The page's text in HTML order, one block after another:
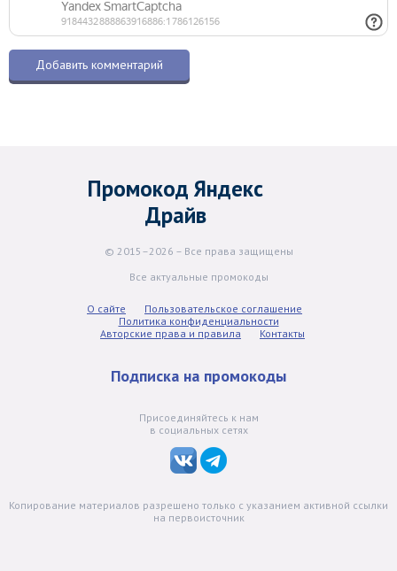
Промокод Яндекс
Драйв
© 2015–2026 – Все права защищены
Все актуальные промокоды
О сайте
Пользовательское соглашение
Политика конфиденциальности
Авторские права и правила
Контакты
Подписка на промокоды
Присоединяйтесь к нам
в социальных сетях
Копирование материалов разрешено только с указанием активной ссылки
на первоисточник